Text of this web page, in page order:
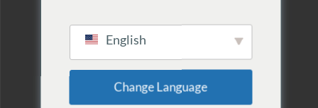
Címke szerinti
English
Change Language